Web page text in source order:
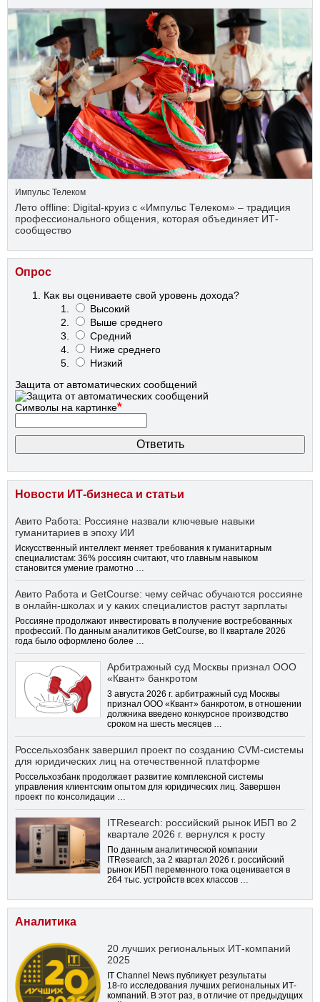
Импульс Телеком
Лето offline: Digital-круиз с «Импульс Телеком» – традиция
профессионального общения, которая объединяет ИТ-
сообщество
Опрос
Как вы оцениваете свой уровень дохода?
Высокий
Выше среднего
Средний
Ниже среднего
Низкий
Защита от автоматических сообщений
Символы на картинке*
Новости ИТ-бизнеса и статьи
Авито Работа: Россияне назвали ключевые навыки
гуманитариев в эпоху ИИ
Искусственный интеллект меняет требования к гуманитарным
специалистам: 36% россиян считают, что главным навыком
становится умение грамотно …
Авито Работа и GetCourse: чему сейчас обучаются россияне
в онлайн-школах и у каких специалистов растут зарплаты
Россияне продолжают инвестировать в получение востребованных
профессий. По данным аналитиков GetCourse, во II квартале 2026
года было оформлено более …
Арбитражный суд Москвы признал ООО
«Квант» банкротом
3 августа 2026 г. арбитражный суд Москвы
признал ООО «Квант» банкротом, в отношении
должника введено конкурсное производство
сроком на шесть месяцев …
Россельхозбанк завершил проект по созданию CVM-системы
для юридических лиц на отечественной платформе
Россельхозбанк продолжает развитие комплексной системы
управления клиентским опытом для юридических лиц. Завершен
проект по консолидации …
ITResearch: российский рынок ИБП во 2
квартале 2026 г. вернулся к росту
По данным аналитической компании
ITResearch, за 2 квартал 2026 г. российский
рынок ИБП переменного тока оценивается в
264 тыс. устройств всех классов …
Аналитика
20 лучших региональных ИТ-компаний
2025
IT Channel News публикует результаты
18-го исследования лучших региональных ИТ-
компаний. В этот раз, в отличие от предыдущих